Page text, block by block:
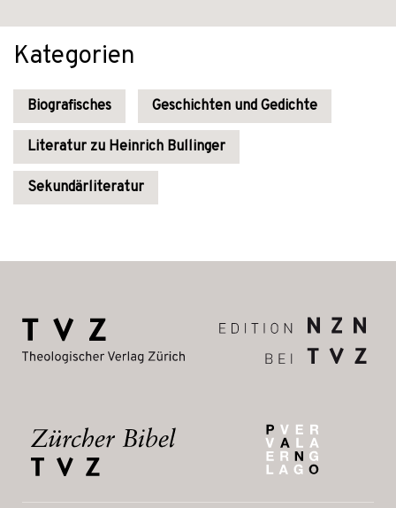
Kategorien
Biografisches Geschichten und Gedichte
Literatur zu Heinrich Bullinger
Sekundärliteratur